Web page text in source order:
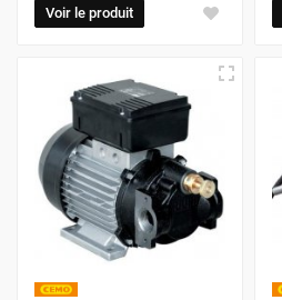
Voir le produit